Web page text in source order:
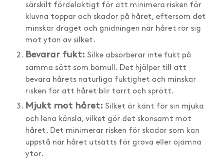
särskilt fördelaktigt för att minimera risken för
kluvna toppar och skador på håret, eftersom det
minskar draget och gnidningen när håret rör sig
mot ytan av silket.
Bevarar fukt: Silke absorberar inte fukt på
samma sätt som bomull. Det hjälper till att
bevara hårets naturliga fuktighet och minskar
risken för att håret blir torrt och sprött.
Mjukt mot håret: Silket är känt för sin mjuka
och lena känsla, vilket gör det skonsamt mot
håret. Det minimerar risken för skador som kan
uppstå när håret utsätts för grova eller ojämna
ytor.